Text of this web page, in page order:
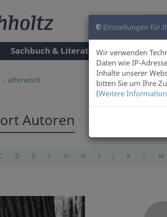
Einstellungen für
Wir verwenden
Daten wie IP-
Inhalte unserer
bitten Sie um Ihre
(Weitere
Sachbuch & Literatur Autoren
afterword
Autoren
D E F G H I J K L M